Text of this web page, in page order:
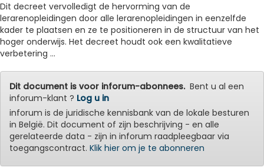
Dit decreet vervolledigt de hervorming van de
lerarenopleidingen door alle lerarenopleidingen in eenzelfde
kader te plaatsen en ze te positioneren in de structuur van het
hoger onderwijs. Het decreet houdt ook een kwalitatieve
verbetering ...
Dit document is voor inforum-abonnees.Bent u al een
inforum-klant ? Log u in
inforum is de juridische kennisbank van de lokale besturen
in België. Dit document of zijn beschrijving - en alle
gerelateerde data - zijn in inforum raadpleegbaar via
toegangscontract. Klik hier om je te abonneren